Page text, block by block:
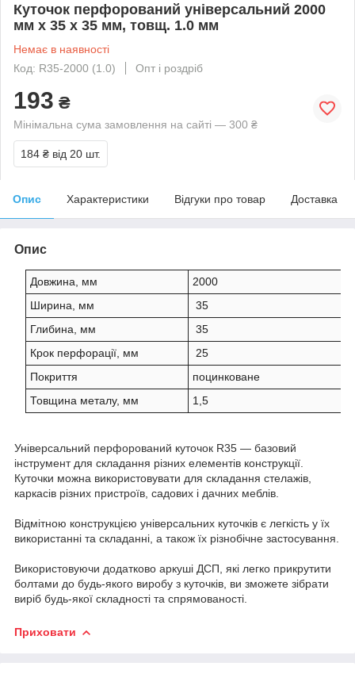
Куточок перфорований універсальний 2000
мм х 35 х 35 мм, товщ. 1.0 мм
Немає в наявності
Код: R35-2000 (1.0)
Опт і роздріб
193 ₴
Мінімальна сума замовлення на сайті — 300 ₴
184 ₴ від 20 шт.
Опис Характеристики Відгуки про товар Доставка
Опис
Довжина, мм
2000
Ширина, мм
35
Глибина, мм
35
Крок перфорації, мм
25
Покриття
поцинковане
Товщина металу, мм
1,5
Універсальний перфорований куточок R35 — базовий
інструмент для складання різних елементів конструкції.
Куточки можна використовувати для складання стелажів,
каркасів різних пристроїв, садових і дачних меблів.
Відмітною конструкцією універсальних куточків є легкість у їх
використанні та складанні, а також їх різнобічне застосування.
Використовуючи додатково аркуші ДСП, які легко прикрутити
болтами до будь-якого виробу з куточків, ви зможете зібрати
виріб будь-якої складності та спрямованості.
Приховати